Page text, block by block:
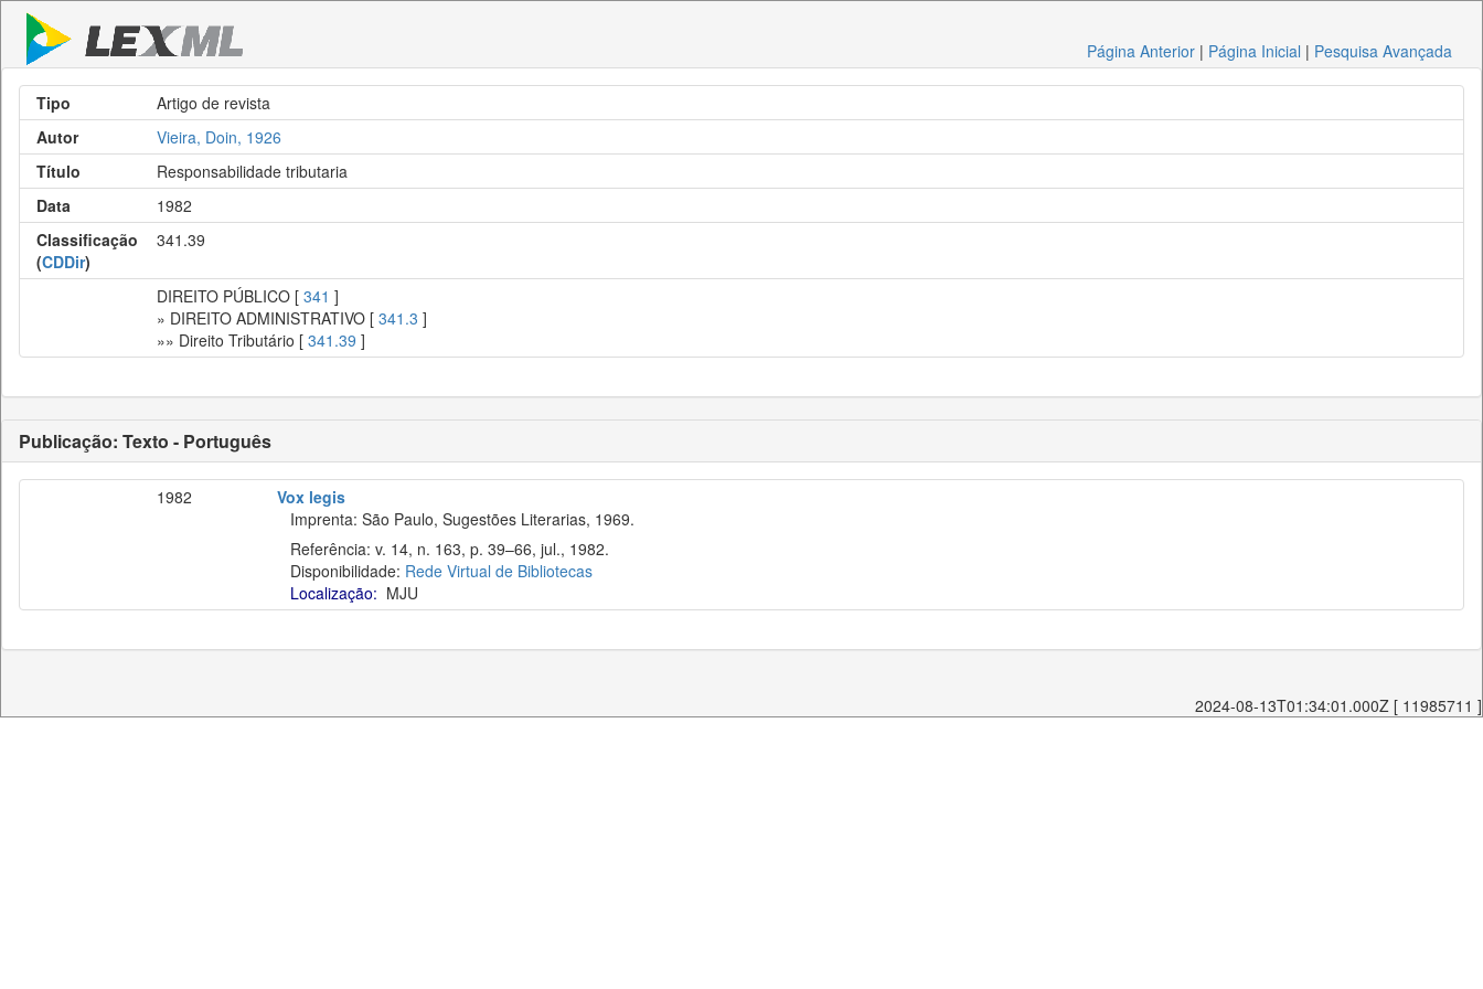
Página Anterior | Página Inicial | Pesquisa Avançada
Tipo
Artigo de revista
Autor
Vieira, Doin, 1926
Título
Responsabilidade tributaria
Data
1982
Classificação
(CDDir)
341.39
DIREITO PÚBLICO [ 341 ]
» DIREITO ADMINISTRATIVO [ 341.3 ]
»» Direito Tributário [ 341.39 ]
Publicação: Texto - Português
1982
Vox legis
Imprenta: São Paulo, Sugestões Literarias, 1969.
Referência: v. 14, n. 163, p. 39–66, jul., 1982.
Disponibilidade: Rede Virtual de Bibliotecas
Localização: MJU
2024-08-13T01:34:01.000Z [ 11985711 ]